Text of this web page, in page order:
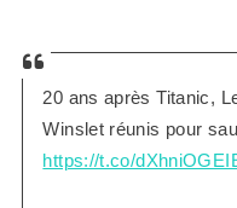
20 ans après Titanic,
Winslet réunis pour
https://t.co/